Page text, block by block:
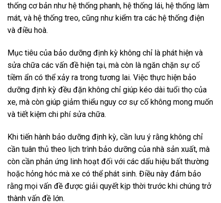
thống cơ bản như hệ thống phanh, hệ thống lái, hệ thống làm
mát, và hệ thống treo, cũng như kiểm tra các hệ thống điện
và điều hoà.
Mục tiêu của bảo dưỡng định kỳ không chỉ là phát hiện và
sửa chữa các vấn đề hiện tại, mà còn là ngăn chặn sự cố
tiềm ẩn có thể xảy ra trong tương lai. Việc thực hiện bảo
dưỡng định kỳ đều đặn không chỉ giúp kéo dài tuổi thọ của
xe, mà còn giúp giảm thiểu nguy cơ sự cố không mong muốn
và tiết kiệm chi phí sửa chữa.
Khi tiến hành bảo dưỡng định kỳ, cần lưu ý rằng không chỉ
cần tuân thủ theo lịch trình bảo dưỡng của nhà sản xuất, mà
còn cần phản ứng linh hoạt đối với các dấu hiệu bất thường
hoặc hỏng hóc mà xe có thể phát sinh. Điều này đảm bảo
rằng mọi vấn đề được giải quyết kịp thời trước khi chúng trở
thành vấn đề lớn.